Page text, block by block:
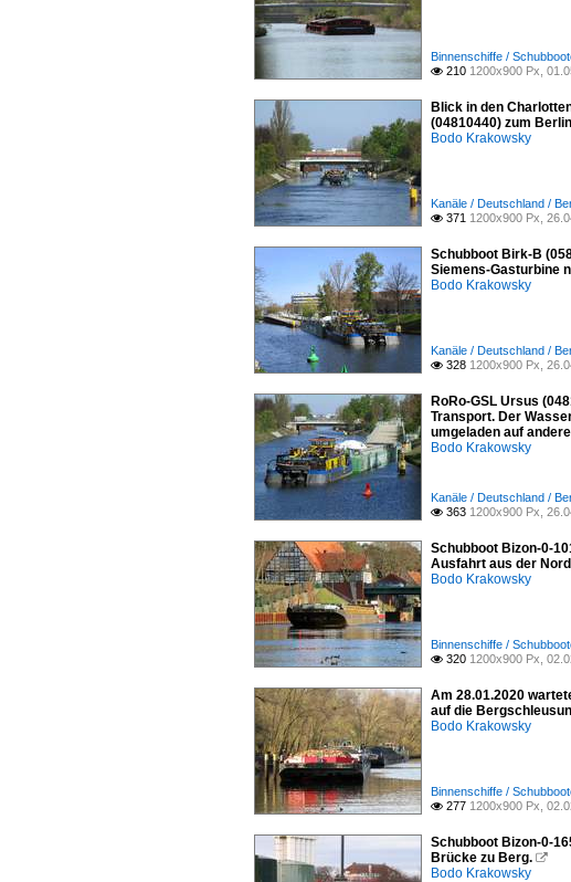
Binnenschiffe /
 210 1200x900 Px,
Blick in den
(04810440) zum
Bodo Krakowsky
Kanäle / Deutschland /
 371 1200x900 Px,
Schubboot Birk-B
Siemens-Gasturbine
Bodo Krakowsky
Kanäle / Deutschland /
 328 1200x900 Px,
RoRo-GSL Ursus
Transport. Der
umgeladen auf
Bodo Krakowsky
Kanäle / Deutschland /
 363 1200x900 Px,
Schubboot Bizon-0-
Ausfahrt aus der
Bodo Krakowsky
Binnenschiffe /
 320 1200x900 Px,
Am 28.01.2020
auf die
Bodo Krakowsky
Binnenschiffe /
 277 1200x900 Px,
Schubboot Bizon-0-
Brücke zu Berg. 
Bodo Krakowsky